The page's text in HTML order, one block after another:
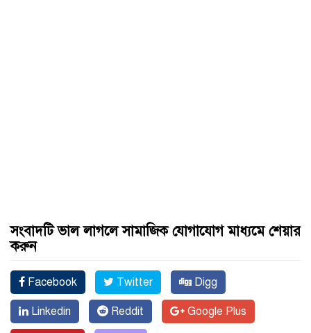
সংবাদটি ভাল লাগলে সামাজিক যোগাযোগ মাধ্যমে শেয়ার
করুন
Facebook Twitter Digg
Linkedin Reddit Google Plus